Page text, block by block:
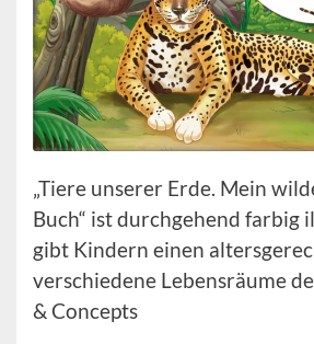
„Tiere unserer Erde. Mein
Buch“ ist durchgehend farbig
gibt Kindern einen
verschiedene Lebensräume
& Concepts